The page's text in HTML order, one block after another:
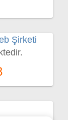
Şirketi